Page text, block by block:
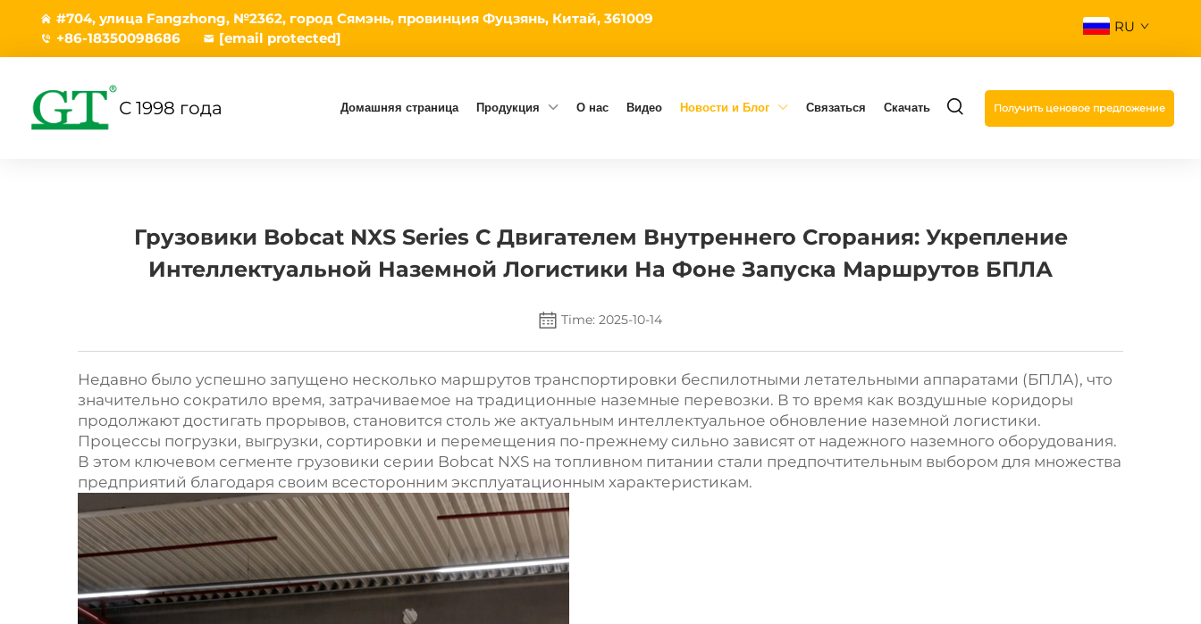
#704, улица Fangzhong, №2362, город Сямэнь, провинция Фуцзянь, Китай, 361009
+86-18350098686
[email protected]
RU
С 1998 года Домашняя страница Продукция О нас Видео Новости и Блог Связаться Скачать Получить ценовое предложение
Грузовики Bobcat NXS Series С Двигателем Внутреннего Сгорания: Укрепление
Интеллектуальной Наземной Логистики На Фоне Запуска Маршрутов БПЛА
Time: 2025-10-14
Недавно было успешно запущено несколько маршрутов транспортировки беспилотными летательными аппаратами (БПЛА), что
значительно сократило время, затрачиваемое на традиционные наземные перевозки. В то время как воздушные коридоры
продолжают достигать прорывов, становится столь же актуальным интеллектуальное обновление наземной логистики.
Процессы погрузки, выгрузки, сортировки и перемещения по-прежнему сильно зависят от надежного наземного оборудования.
В этом ключевом сегменте грузовики серии Bobcat NXS на топливном питании стали предпочтительным выбором для множества
предприятий благодаря своим всесторонним эксплуатационным характеристикам.